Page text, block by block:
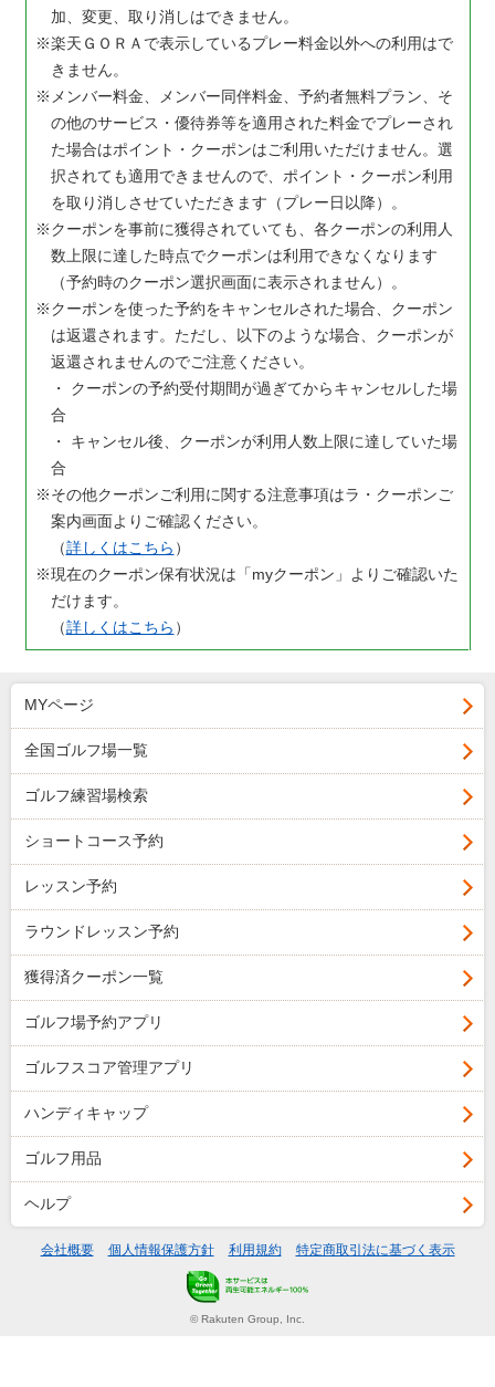
加、変更、取り消しはできません。
楽天ＧＯＲＡで表示しているプレー料金以外への利用はで
きません。
メンバー料金、メンバー同伴料金、予約者無料プラン、そ
の他のサービス・優待券等を適用された料金でプレーされ
た場合はポイント・クーポンはご利用いただけません。選
択されても適用できませんので、ポイント・クーポン利用
を取り消しさせていただきます（プレー日以降）。
クーポンを事前に獲得されていても、各クーポンの利用人
数上限に達した時点でクーポンは利用できなくなります
（予約時のクーポン選択画面に表示されません）。
クーポンを使った予約をキャンセルされた場合、クーポン
は返還されます。ただし、以下のような場合、クーポンが
返還されませんのでご注意ください。
・ クーポンの予約受付期間が過ぎてからキャンセルした場
合
・ キャンセル後、クーポンが利用人数上限に達していた場
合
その他クーポンご利用に関する注意事項はラ・クーポンご
案内画面よりご確認ください。
（詳しくはこちら ）
現在のクーポン保有状況は「myクーポン」よりご確認いた
だけます。
（詳しくはこちら ）
MYページ
全国ゴルフ場一覧
ゴルフ練習場検索
ショートコース予約
レッスン予約
ラウンドレッスン予約
獲得済クーポン一覧
ゴルフ場予約アプリ
ゴルフスコア管理アプリ
ハンディキャップ
ゴルフ用品
ヘルプ
会社概要 個人情報保護方針 利用規約 特定商取引法に基づく表示
© Rakuten Group, Inc.